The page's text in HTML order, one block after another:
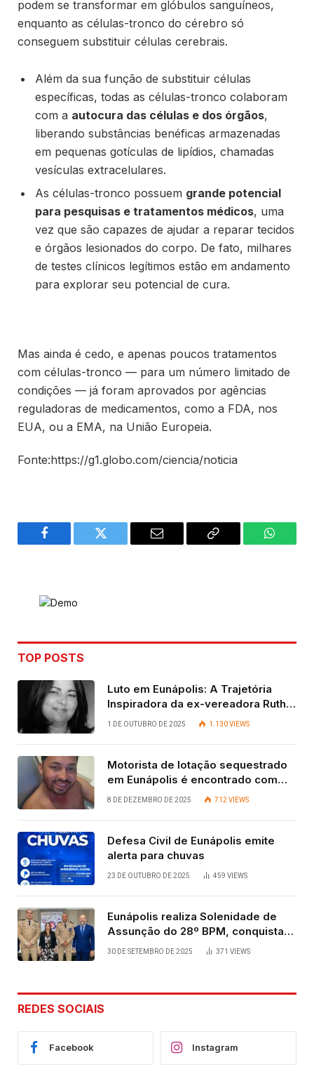
podem se transformar em glóbulos sanguíneos,
enquanto as células-tronco do cérebro só
conseguem substituir células cerebrais.
Além da sua função de substituir células
específicas, todas as células-tronco colaboram
com a autocura das células e dos órgãos,
liberando substâncias benéficas armazenadas
em pequenas gotículas de lipídios, chamadas
vesículas extracelulares.
As células-tronco possuem grande potencial
para pesquisas e tratamentos médicos, uma
vez que são capazes de ajudar a reparar tecidos
e órgãos lesionados do corpo. De fato, milhares
de testes clínicos legítimos estão em andamento
para explorar seu potencial de cura.
Mas ainda é cedo, e apenas poucos tratamentos
com células-tronco — para um número limitado de
condições — já foram aprovados por agências
reguladoras de medicamentos, como a FDA, nos
EUA, ou a EMA, na União Europeia.
Fonte:https://g1.globo.com/ciencia/noticia
Facebook Twitter Email
Copy
TOP POSTS
Luto em Eunápolis: A Trajetória
Inspiradora da ex-vereadora Ruth
Contadora
1 DE OUTUBRO DE 2025 1.130VIEWS
Motorista de lotação sequestrado
em Eunápolis é encontrado com
vida após quatro dias.
8 DE DEZEMBRO DE 2025 712 VIEWS
Defesa Civil de Eunápolis emite
alerta para chuvas
23 DE OUTUBRO DE 2025 459 VIEWS
Eunápolis realiza Solenidade de
Assunção do 28º BPM, conquista
viabilizada por articulação política
30 DE SETEMBRO DE 2025 371 VIEWS
REDES SOCIAIS
Facebook Instagram